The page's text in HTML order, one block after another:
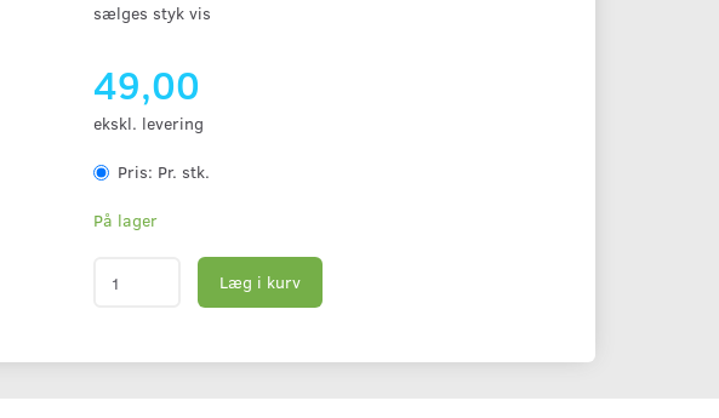
sælges styk vis
49,00
ekskl. levering
Pris: Pr. stk.
På lager
Læg i kurv